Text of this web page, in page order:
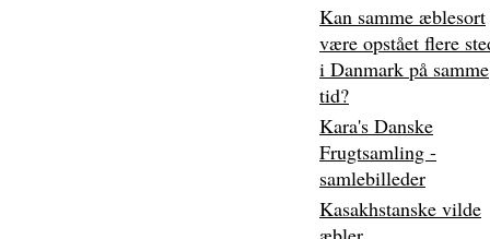
Kan samme æblesort
være opstået flere
i Danmark på samme
tid?
Kara's Danske
Frugtsamling -
samlebilleder
Kasakhstanske vilde